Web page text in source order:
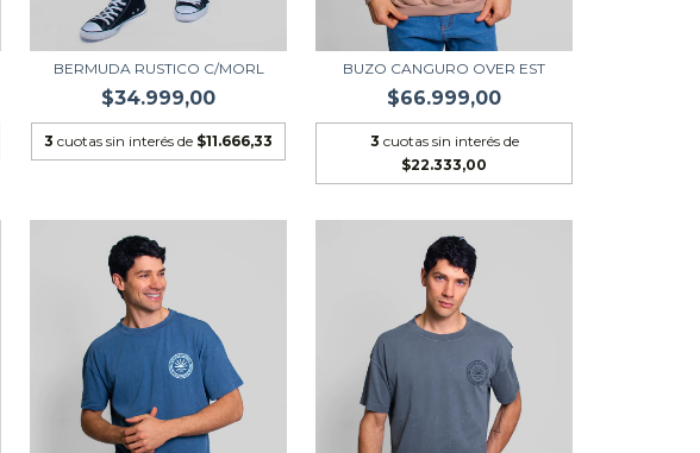
BERMUDA RUSTICO C/MORL
$34.999,00
3 cuotas sin interés de $11.666,33
BUZO CANGURO OVER EST
$66.999,00
3 cuotas sin interés de
$22.333,00